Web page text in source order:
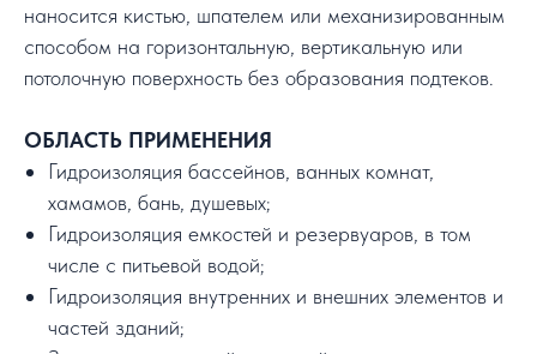
наносится кистью, шпателем или механизированным
способом на горизонтальную, вертикальную или
потолочную поверхность без образования подтеков.
ОБЛАСТЬ ПРИМЕНЕНИЯ
Гидроизоляция бассейнов, ванных комнат,
хамамов, бань, душевых;
Гидроизоляция емкостей и резервуаров, в том
числе с питьевой водой;
Гидроизоляция внутренних и внешних элементов и
частей зданий;